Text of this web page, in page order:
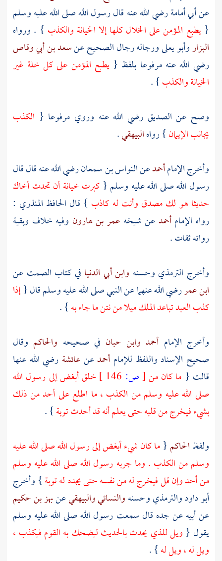
عنأبي أمامةرضي الله عنه قال رسول الله صلى الله عليه وسلم
{يطبع المؤمن على الخلال كلها إلا الخيانة والكذب } . ورواه
البزاروأبو يعلىورجاله رجال الصحيح عنسعد بن أبي وقاص
رضي الله عنه مرفوعا بلفظ {يطبع المؤمن على كل خلة غير
الخيانة والكذب} .
وصح عن الصديقرضي الله عنه وروي مرفوعا { الكذب
يجانب الإيمان} رواهالبيهقي.
وأخرج الإمامأحمدعنالنواس بن سمعانرضي الله عنه قال قال
رسول الله صلى الله عليه وسلم { كبرت خيانة أن تحدث أخاك
حديثا هو لك مصدق وأنت له كاذب } قال الحافظ المنذري :
رواه الإمامأحمدعن شيخه عمر بن هارون وفيه خلاف وبقية
رواته ثقات .
وأخرج الترمذي وحسنه وابن أبي الدنيا في كتاب الصمت عن
ابن عمررضي الله عنهما عن النبي صلى الله عليه وسلم قال {إذا
كذب العبد تباعد الملك ميلا من نتن ما جاء به} .
وأخرج الإمام أحمد وابن حبان في صحيحه والحاكم وقال
صحيح الإسناد واللفظ للإمام أحمدعنعائشة رضي الله عنها
قالت { ما كان من[ص:
خلق أبغض إلى رسول الله
صلى الله عليه وسلم من الكذب ، ما اطلع على أحد من ذلك
بشيء فيخرج من قلبه حتى يعلم أنه قد أحدث توبة} .
ولفظالحاكم {ما كان شيء أبغض إلى رسول الله صلى الله عليه
وسلم من الكذب . وما جربه رسول الله صلى الله عليه وسلم
من أحد وإن قل فيخرج له من نفسه حتى يجدد له توبة} وأخرج
أبو داودوالترمذيوحسنهوالنسائيوالبيهقيعنبهز بن حكيم
عن أبيه عن جده قال سمعت رسول الله صلى الله عليه وسلم
يقول { ويل للذي يحدث بالحديث ليضحك به القوم فيكذب ،
ويل له ، ويل له} .